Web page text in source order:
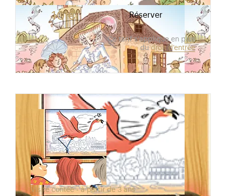
Gratuit pour les enfants de moins de 10 ans. Tarif
10 € Réserver
Ce tarif s'applique en plus
dudroit d'entrée
Visite contée - à partir de 3 ans